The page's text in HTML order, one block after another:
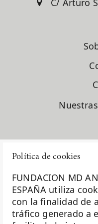
Política de cookies
FUNDACION MD
ESPAÑA utiliza
con la finalidad de
tráfico generado a
Dr. Raúl Márquez
Dra. Gema
Dra. Laura García
Dra. Natalia
Dra. Pilar López
ensayos clínicos
evento solidario
formación
fundación
Fundación
Fundación MD
Fundación Siglo
Gastroenterología
C/ Arturo
La Fundación MD
miembro de la